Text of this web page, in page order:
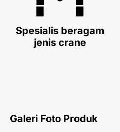
Spesialis beragam
jenis crane
Galeri Foto Produk